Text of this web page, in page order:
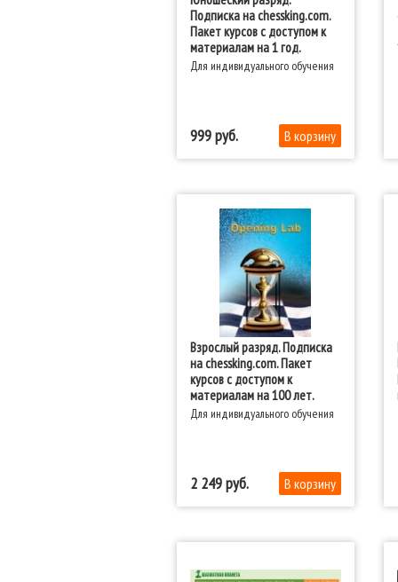
Подписка на chessking.com.
Пакет курсов с доступом к
материалам на 1 год.
Для индивидуального обучения
999
Взрослый разряд. Подписка
на chessking.com. Пакет
курсов с доступом к
материалам на 100 лет.
Для индивидуального обучения
2 249